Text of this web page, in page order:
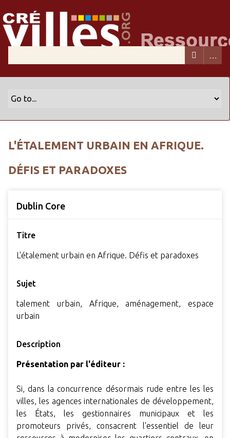
L'ÉTALEMENT URBAIN EN AFRIQUE.
DÉFIS ET PARADOXES
Dublin Core
Titre
L'étalement urbain en Afrique. Défis et paradoxes
Sujet
talement urbain, Afrique, aménagement, espace
urbain
Description
Présentation par l'éditeur :
Si, dans la concurrence désormais rude entre les les
villes, les agences internationales de développement,
les États, les gestionnaires municipaux et les
promoteurs privés, consacrent l'essentiel de leur